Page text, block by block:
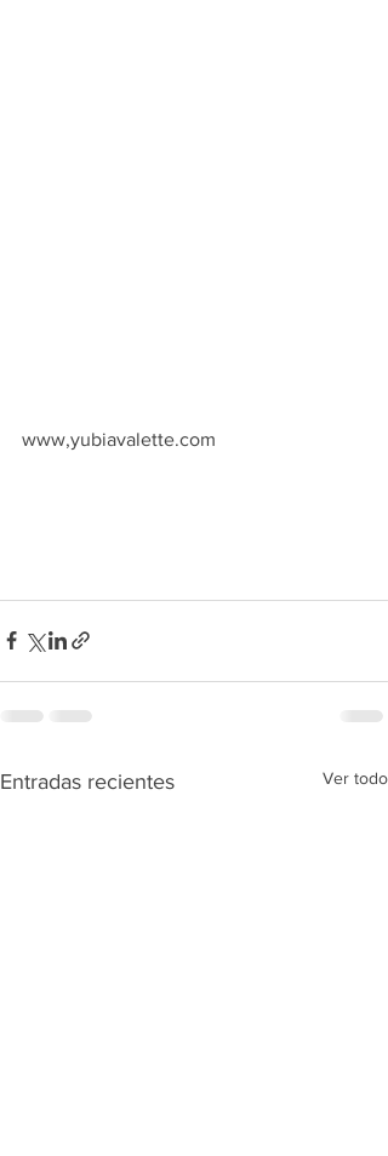
www,yubiavalette.com
Entradas recientes Ver todo